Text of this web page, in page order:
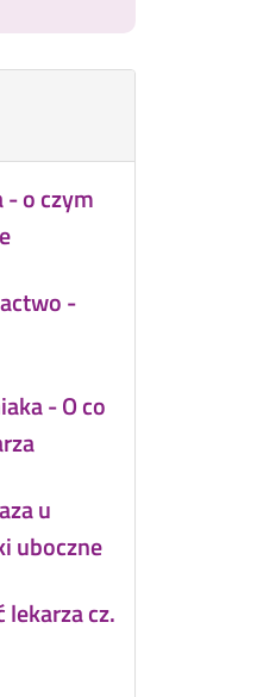
- o czym
-
- O co
u
uboczne
lekarza cz.